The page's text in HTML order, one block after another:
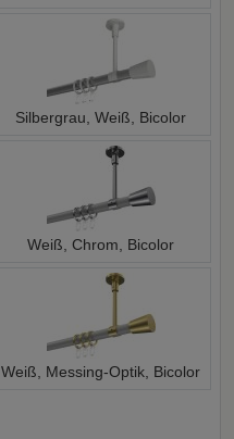
Silbergrau, Weiß, Bicolor
Weiß, Chrom, Bicolor
Weiß, Messing-Optik, Bicolor